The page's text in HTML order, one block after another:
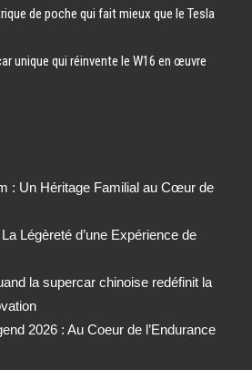
de poche qui fait mieux que le Tesla
unique qui réinvente le W16 en œuvre
: Un Héritage Familial au Cœur de
Légèreté d’une Expérience de
la supercar chinoise redéfinit la
2026 : Au Coeur de l’Endurance